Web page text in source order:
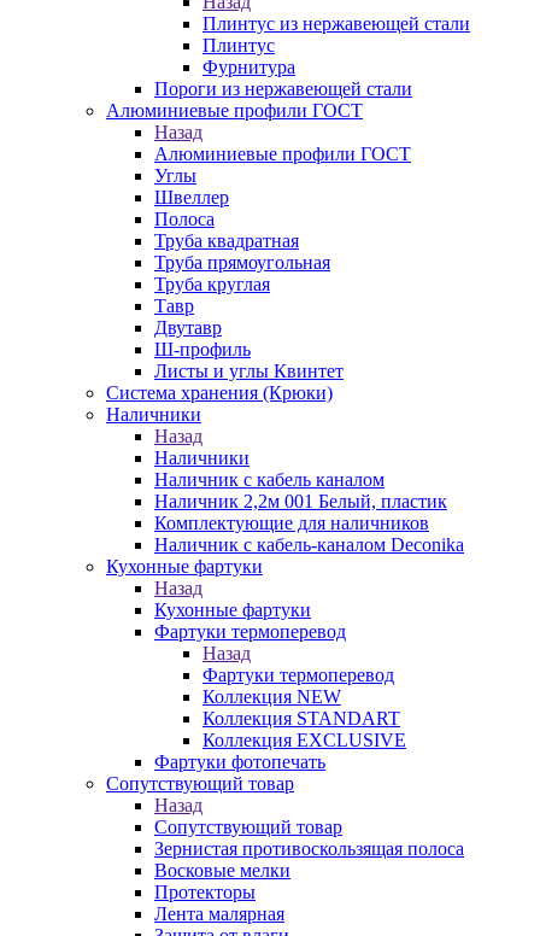
Плинтус из нержавеющей стали
Плинтус
Фурнитура
Пороги из нержавеющей стали
Алюминиевые профили ГОСТ
Назад
Алюминиевые профили ГОСТ
Углы
Швеллер
Полоса
Труба квадратная
Труба прямоугольная
Труба круглая
Тавр
Двутавр
Ш-профиль
Листы и углы Квинтет
Система хранения (Крюки)
Наличники
Назад
Наличники
Наличник с кабель каналом
Наличник 2,2м 001 Белый, пластик
Комплектующие для наличников
Наличник с кабель-каналом Deconika
Кухонные фартуки
Назад
Кухонные фартуки
Фартуки термоперевод
Назад
Фартуки термоперевод
Коллекция NEW
Коллекция STANDART
Коллекция EXCLUSIVE
Фартуки фотопечать
Сопутствующий товар
Назад
Сопутствующий товар
Зернистая противоскользящая полоса
Восковые мелки
Протекторы
Лента малярная